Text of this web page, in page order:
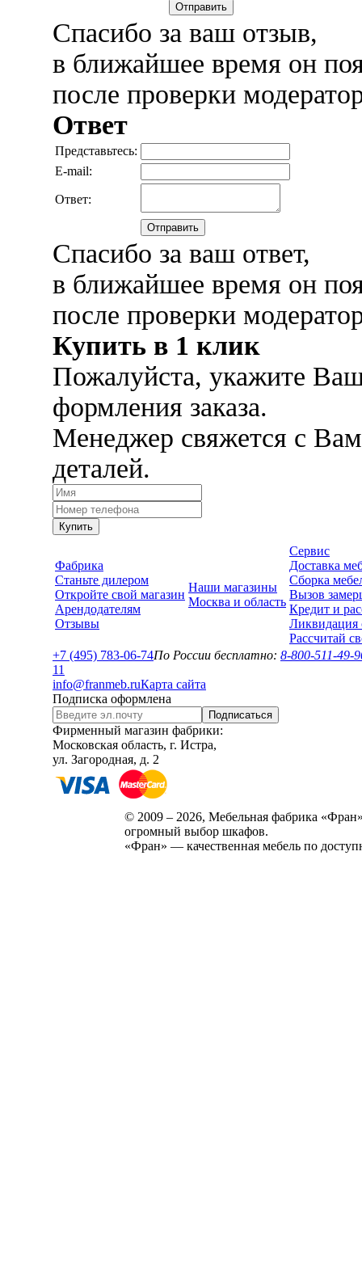
Отправить
Спасибо за ваш отзыв,
в ближайшее время он
после проверки
Ответ
Представьтесь:
E-mail:
Ответ:
Отправить
Спасибо за ваш ответ,
в ближайшее время он
после проверки
Купить в 1 клик
Пожалуйста, укажите
формления заказа.
Менеджер свяжется с
деталей.
Купить
Фабрика
Станьте дилером
Откройте свой магазин
Арендодателям
Отзывы
Наши магазины
Москва и область
Сервис
Доставка
Сборка
Вызов
Кредит и
Ликвидация
Рассчитай
+7 (495) 783-06-74По России бесплатно: 8-800-511-49-
11
info@franmeb.ruКарта сайта
Подписка оформлена
Подписаться
Фирменный магазин фабрики:
Московская область, г. Истра,
ул. Загородная, д. 2
© 2009 – 2026, Мебельная фабрика
огромный выбор шкафов.
«Фран» — качественная мебель по